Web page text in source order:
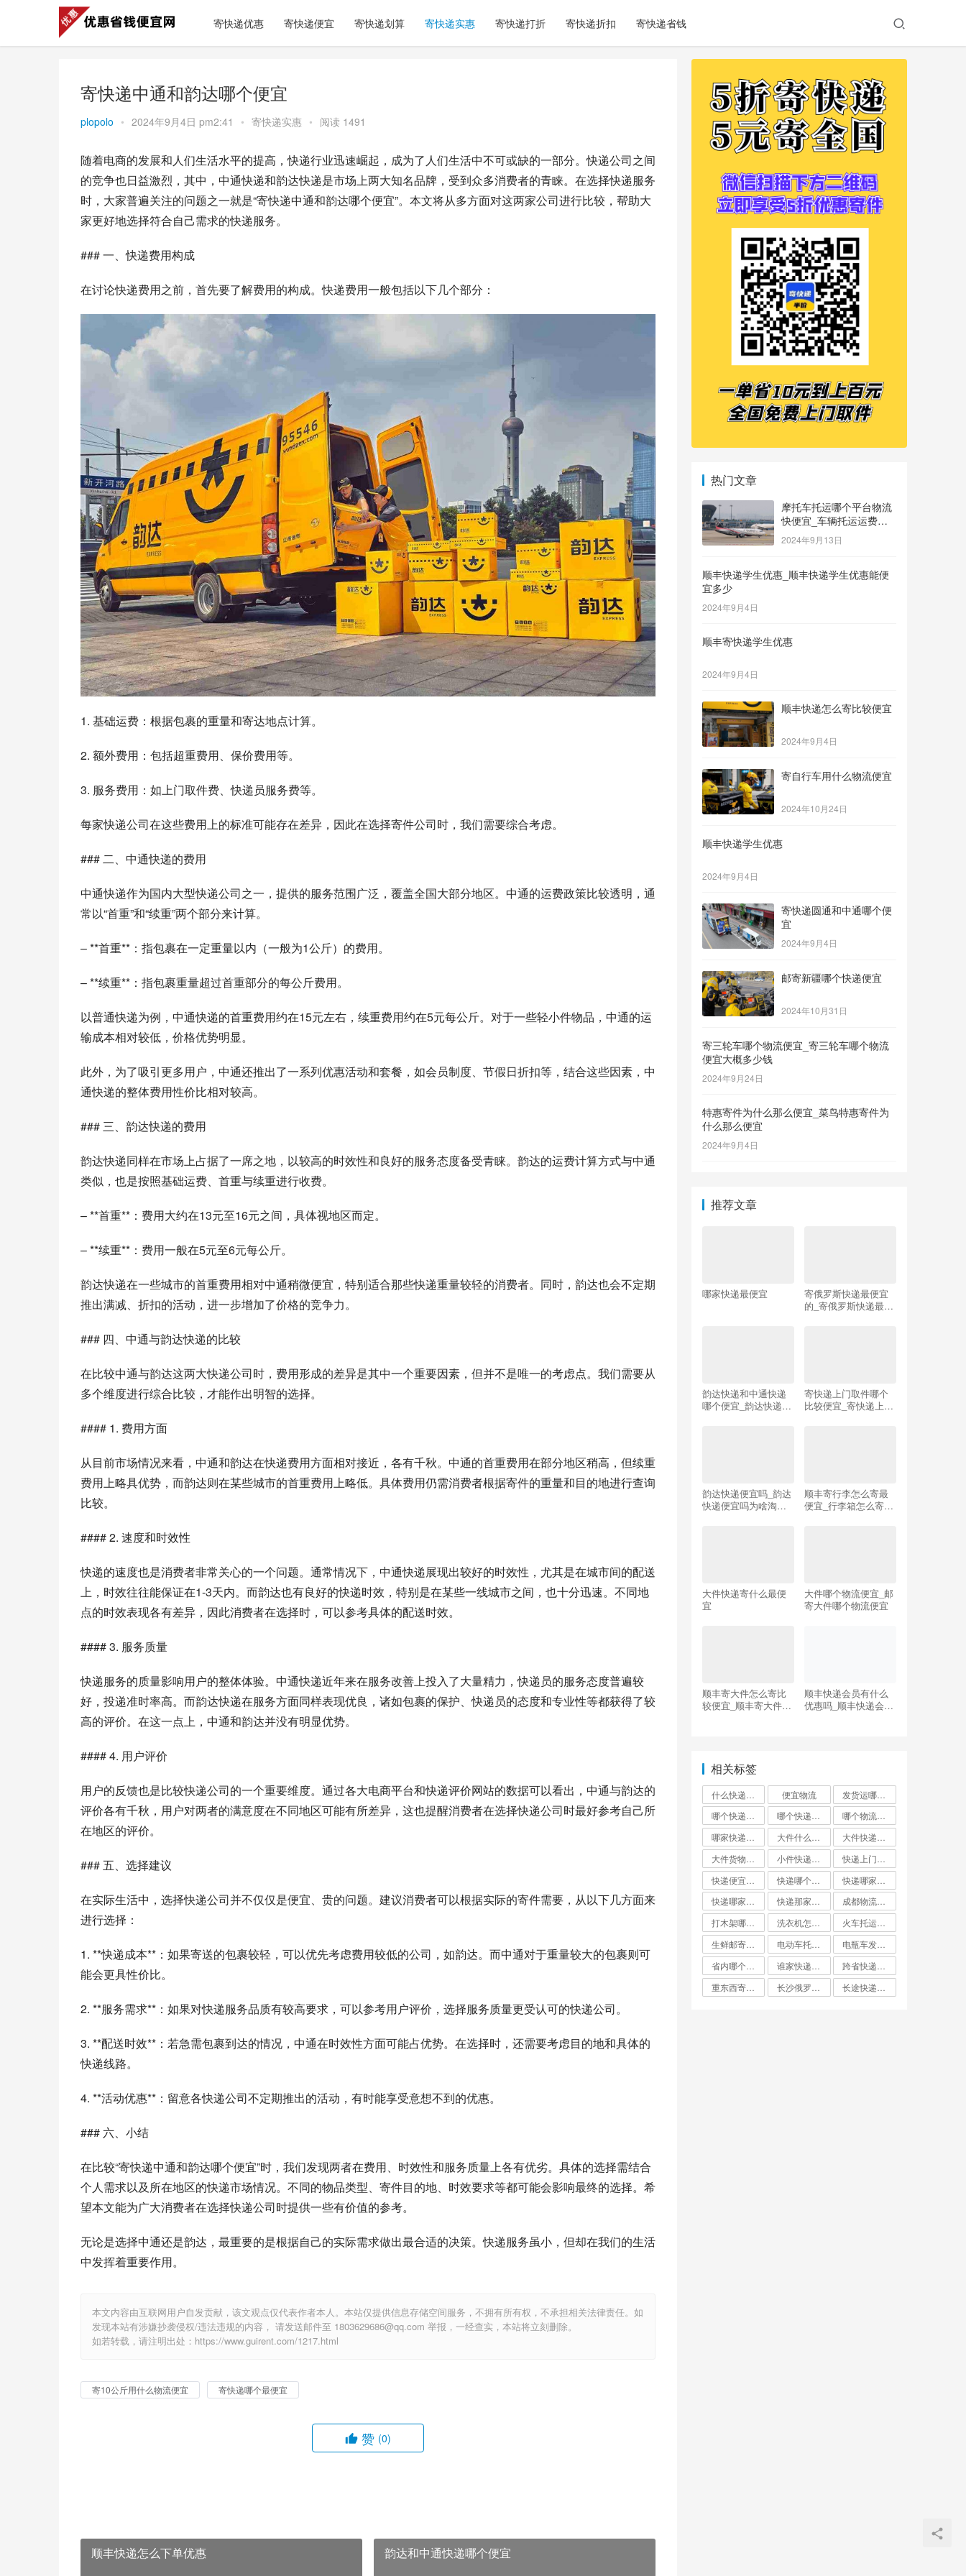
寄快递优惠 寄快递便宜 寄快递划算 寄快递实惠 寄快递打折 寄快递折扣 寄快递省钱
寄快递中通和韵达哪个便宜
plopolo • 2024年9月4日 pm2:41 • 寄快递实惠 • 阅读 1491
随着电商的发展和人们生活水平的提高，快递行业迅速崛起，成为了人们生活中不可或缺的一部分。快递公司之间
的竞争也日益激烈，其中，中通快递和韵达快递是市场上两大知名品牌，受到众多消费者的青睐。在选择快递服务
时，大家普遍关注的问题之一就是“寄快递中通和韵达哪个便宜”。本文将从多方面对这两家公司进行比较，帮助大
家更好地选择符合自己需求的快递服务。
### 一、快递费用构成
在讨论快递费用之前，首先要了解费用的构成。快递费用一般包括以下几个部分：
1. 基础运费：根据包裹的重量和寄达地点计算。
2. 额外费用：包括超重费用、保价费用等。
3. 服务费用：如上门取件费、快递员服务费等。
每家快递公司在这些费用上的标准可能存在差异，因此在选择寄件公司时，我们需要综合考虑。
### 二、中通快递的费用
中通快递作为国内大型快递公司之一，提供的服务范围广泛，覆盖全国大部分地区。中通的运费政策比较透明，通
常以“首重”和“续重”两个部分来计算。
– **首重**：指包裹在一定重量以内（一般为1公斤）的费用。
– **续重**：指包裹重量超过首重部分的每公斤费用。
以普通快递为例，中通快递的首重费用约在15元左右，续重费用约在5元每公斤。对于一些轻小件物品，中通的运
输成本相对较低，价格优势明显。
此外，为了吸引更多用户，中通还推出了一系列优惠活动和套餐，如会员制度、节假日折扣等，结合这些因素，中
通快递的整体费用性价比相对较高。
### 三、韵达快递的费用
韵达快递同样在市场上占据了一席之地，以较高的时效性和良好的服务态度备受青睐。韵达的运费计算方式与中通
类似，也是按照基础运费、首重与续重进行收费。
– **首重**：费用大约在13元至16元之间，具体视地区而定。
– **续重**：费用一般在5元至6元每公斤。
韵达快递在一些城市的首重费用相对中通稍微便宜，特别适合那些快递重量较轻的消费者。同时，韵达也会不定期
推出满减、折扣的活动，进一步增加了价格的竞争力。
### 四、中通与韵达快递的比较
在比较中通与韵达这两大快递公司时，费用形成的差异是其中一个重要因素，但并不是唯一的考虑点。我们需要从
多个维度进行综合比较，才能作出明智的选择。
#### 1. 费用方面
从目前市场情况来看，中通和韵达在快递费用方面相对接近，各有千秋。中通的首重费用在部分地区稍高，但续重
费用上略具优势，而韵达则在某些城市的首重费用上略低。具体费用仍需消费者根据寄件的重量和目的地进行查询
比较。
#### 2. 速度和时效性
快递的速度也是消费者非常关心的一个问题。通常情况下，中通快递展现出较好的时效性，尤其是在城市间的配送
上，时效往往能保证在1-3天内。而韵达也有良好的快递时效，特别是在某些一线城市之间，也十分迅速。不同地
点的时效表现各有差异，因此消费者在选择时，可以参考具体的配送时效。
#### 3. 服务质量
快递服务的质量影响用户的整体体验。中通快递近年来在服务改善上投入了大量精力，快递员的服务态度普遍较
好，投递准时率高。而韵达快递在服务方面同样表现优良，诸如包裹的保护、快递员的态度和专业性等都获得了较
高的评价。在这一点上，中通和韵达并没有明显优势。
#### 4. 用户评价
用户的反馈也是比较快递公司的一个重要维度。通过各大电商平台和快递评价网站的数据可以看出，中通与韵达的
评价各有千秋，用户对两者的满意度在不同地区可能有所差异，这也提醒消费者在选择快递公司时最好参考自己所
在地区的评价。
### 五、选择建议
在实际生活中，选择快递公司并不仅仅是便宜、贵的问题。建议消费者可以根据实际的寄件需要，从以下几方面来
进行选择：
1. **快递成本**：如果寄送的包裹较轻，可以优先考虑费用较低的公司，如韵达。而中通对于重量较大的包裹则可
能会更具性价比。
2. **服务需求**：如果对快递服务品质有较高要求，可以参考用户评价，选择服务质量更受认可的快递公司。
3. **配送时效**：若急需包裹到达的情况，中通在时效性方面可能占优势。在选择时，还需要考虑目的地和具体的
快递线路。
4. **活动优惠**：留意各快递公司不定期推出的活动，有时能享受意想不到的优惠。
### 六、小结
在比较“寄快递中通和韵达哪个便宜”时，我们发现两者在费用、时效性和服务质量上各有优劣。具体的选择需结合
个人需求以及所在地区的快递市场情况。不同的物品类型、寄件目的地、时效要求等都可能会影响最终的选择。希
望本文能为广大消费者在选择快递公司时提供一些有价值的参考。
无论是选择中通还是韵达，最重要的是根据自己的实际需求做出最合适的决策。快递服务虽小，但却在我们的生活
中发挥着重要作用。
本文内容由互联网用户自发贡献，该文观点仅代表作者本人。本站仅提供信息存储空间服务，不拥有所有权，不承担相关法律责任。如
发现本站有涉嫌抄袭侵权/违法违规的内容， 请发送邮件至 1803629686@qq.com 举报，一经查实，本站将立刻删除。
如若转载，请注明出处：https://www.guirent.com/1217.html
寄10公斤用什么物流便宜 寄快递哪个最便宜
赞 (0)
顺丰快递怎么下单优惠 韵达和中通快递哪个便宜
热门文章
摩托车托运哪个平台物流
快便宜_车辆托运运费价
格表
2024年9月13日
顺丰快递学生优惠_顺丰快递学生优惠能便
宜多少
2024年9月4日
顺丰寄快递学生优惠
2024年9月4日
顺丰快递怎么寄比较便宜
2024年9月4日
寄自行车用什么物流便宜
2024年10月24日
顺丰快递学生优惠
2024年9月4日
寄快递圆通和中通哪个便
宜
2024年9月4日
邮寄新疆哪个快递便宜
2024年10月31日
寄三轮车哪个物流便宜_寄三轮车哪个物流
便宜大概多少钱
2024年9月24日
特惠寄件为什么那么便宜_菜鸟特惠寄件为
什么那么便宜
2024年9月4日
推荐文章
哪家快递最便宜
寄俄罗斯快递最便宜
的_寄俄罗斯快递最便
韵达快递和中通快递
哪个便宜_韵达快递和
寄快递上门取件哪个
比较便宜_寄快递上门
韵达快递便宜吗_韵达
快递便宜吗为啥淘宝
顺丰寄行李怎么寄最
便宜_行李箱怎么寄回
大件快递寄什么最便
宜
大件哪个物流便宜_邮
寄大件哪个物流便宜
顺丰寄大件怎么寄比
较便宜_顺丰寄大件怎
顺丰快递会员有什么
优惠吗_顺丰快递会员
相关标签
便宜物流
哪个快递便宜
哪个快递最便宜?
哪个物流发货最便宜
快递哪家比较便宜又快
快递那家最便宜又安全
成都物流公司哪个最便宜